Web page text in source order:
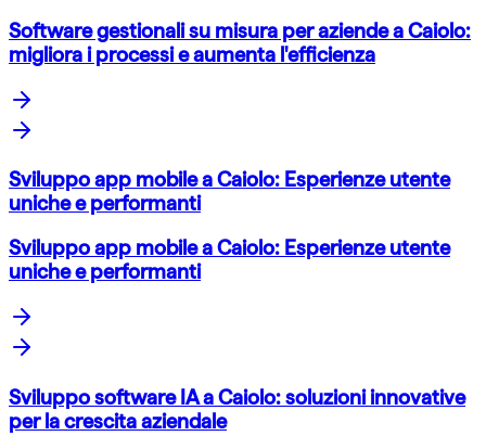
Software gestionali su misura per aziende a Caiolo:
migliora i processi e aumenta l'efficienza
Sviluppo app mobile a Caiolo: Esperienze utente
uniche e performanti
Sviluppo app mobile a Caiolo: Esperienze utente
uniche e performanti
Sviluppo software IA a Caiolo: soluzioni innovative
per la crescita aziendale